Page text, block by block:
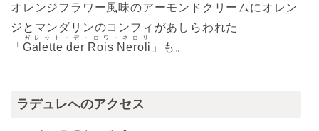
オレンジフラワー風味のアーモンドクリームにオレン
ジとマンダリンのコンフィがあしらわれた
「 Galette der Rois Neroli
ガレット・デ・ロワ・ネロリ
」も。
ラデュレへのアクセス